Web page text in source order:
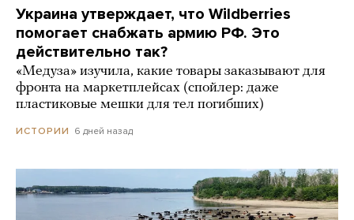
Украина утверждает, что Wildberries
помогает снабжать армию РФ. Это
действительно так?
«Медуза» изучила, какие товары заказывают для
фронта на маркетплейсах (спойлер: даже
пластиковые мешки для тел погибших)
ИСТОРИИ 6 дней назад